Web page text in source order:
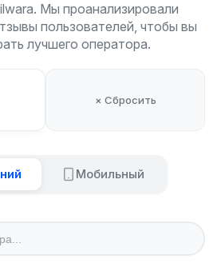
Мы проанализировали
пользователей, чтобы вы
лучшего оператора.
× Сбросить
Мобильный